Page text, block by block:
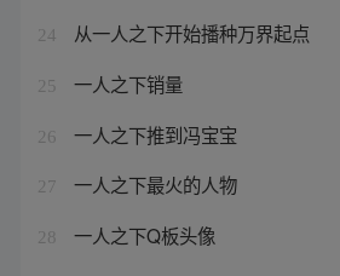
24 从一人之下开始播种万界起点
25 一人之下销量
26 一人之下推到冯宝宝
27 一人之下最火的人物
28
一人之下Q板头像